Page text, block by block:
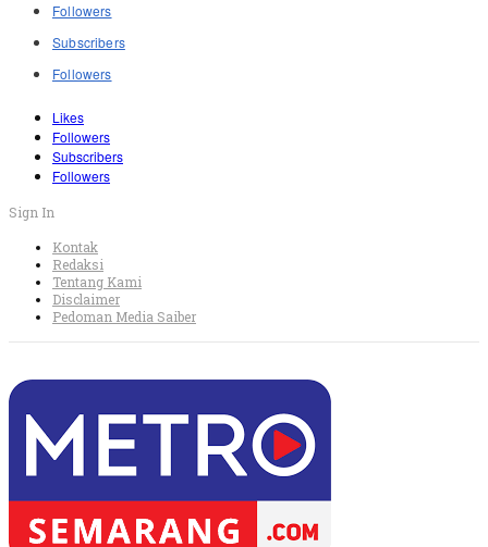
Followers
Subscribers
Followers
Likes
Followers
Subscribers
Followers
Sign In
Kontak
Redaksi
Tentang Kami
Disclaimer
Pedoman Media Saiber